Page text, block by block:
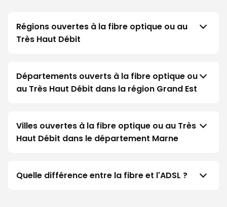
Régions ouvertes à la fibre optique ou au
Très Haut Débit
Départements ouverts à la fibre optique ou
au Très Haut Débit dans la région Grand Est
Villes ouvertes à la fibre optique ou au Très
Haut Débit dans le département Marne
Quelle différence entre la fibre et l'ADSL ?